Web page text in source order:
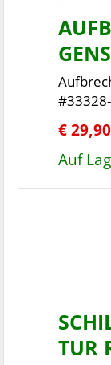
€ 29,90
Auf
TUR